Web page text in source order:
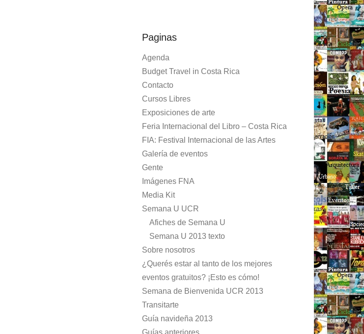
Paginas
Agenda
Budget Travel in Costa Rica
Contacto
Cursos Libres
Exposiciones de arte
Feria Internacional del Libro – Costa Rica
FIA: Festival Internacional de las Artes
Galería de eventos
Gente
Imágenes FNA
Media Kit
Semana U UCR
Afiches de Semana U
Semana U 2013 texto
Sobre nosotros
¿Querés estar al tanto de los mejores
eventos gratuitos? ¡Esto es cómo!
Semana de Bienvenida UCR 2013
Transitarte
Guía navideña 2013
Guías anteriores